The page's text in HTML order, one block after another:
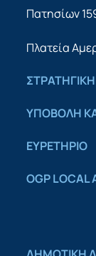
Πατησίων
Πλατεία
YΠΟΒΟΛΗ
ΕΥΡΕΤΗΡΙΟ
OGP LOCAL